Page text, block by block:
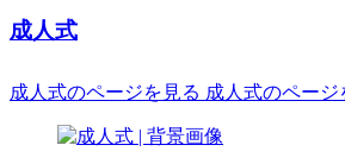
成人式
成人式のページを見る 成人式のページ